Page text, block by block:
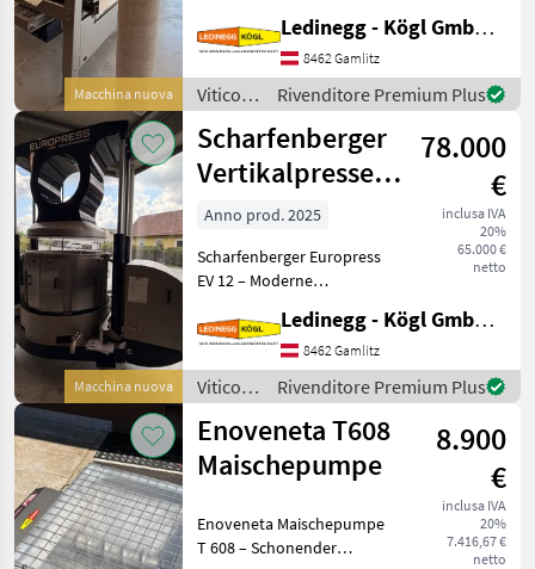
Macchina nuova
Quetschwalze – Präzision
und Flexibilität für die
Traubenverarbeitung -
Vorführmaschine
Beschreibung:
Ledinegg - Kögl GmbH - Obst- und Weinbautechnik
8462 Gamlitz
Viticoltura
/
Scharfenberger
Rivenditore Premium Plus
Macchina nuova
Scharfenberger
Vertikalpresse
EV 12
78.000
€
inclusa IVA
20%
65.000 €
netto
Anno prod. 2025
Scharfenberger Europress
EV 12 – Moderne
für hochwertige
Weinverarbeitung
Beschreibung: Die
Scharfenberger Europress
EV 12 ist eine h
Ledinegg - Kögl GmbH - Obst- und Weinbautechnik
8462 Gamlitz
Viticoltura
/
Scharfenberger
Rivenditore Premium Plus
Enoveneta T608
Maischepumpe
8.900
€
inclusa IVA
20%
7.416,67 €
netto
Enoveneta Maischepumpe
T 608 – Schonender